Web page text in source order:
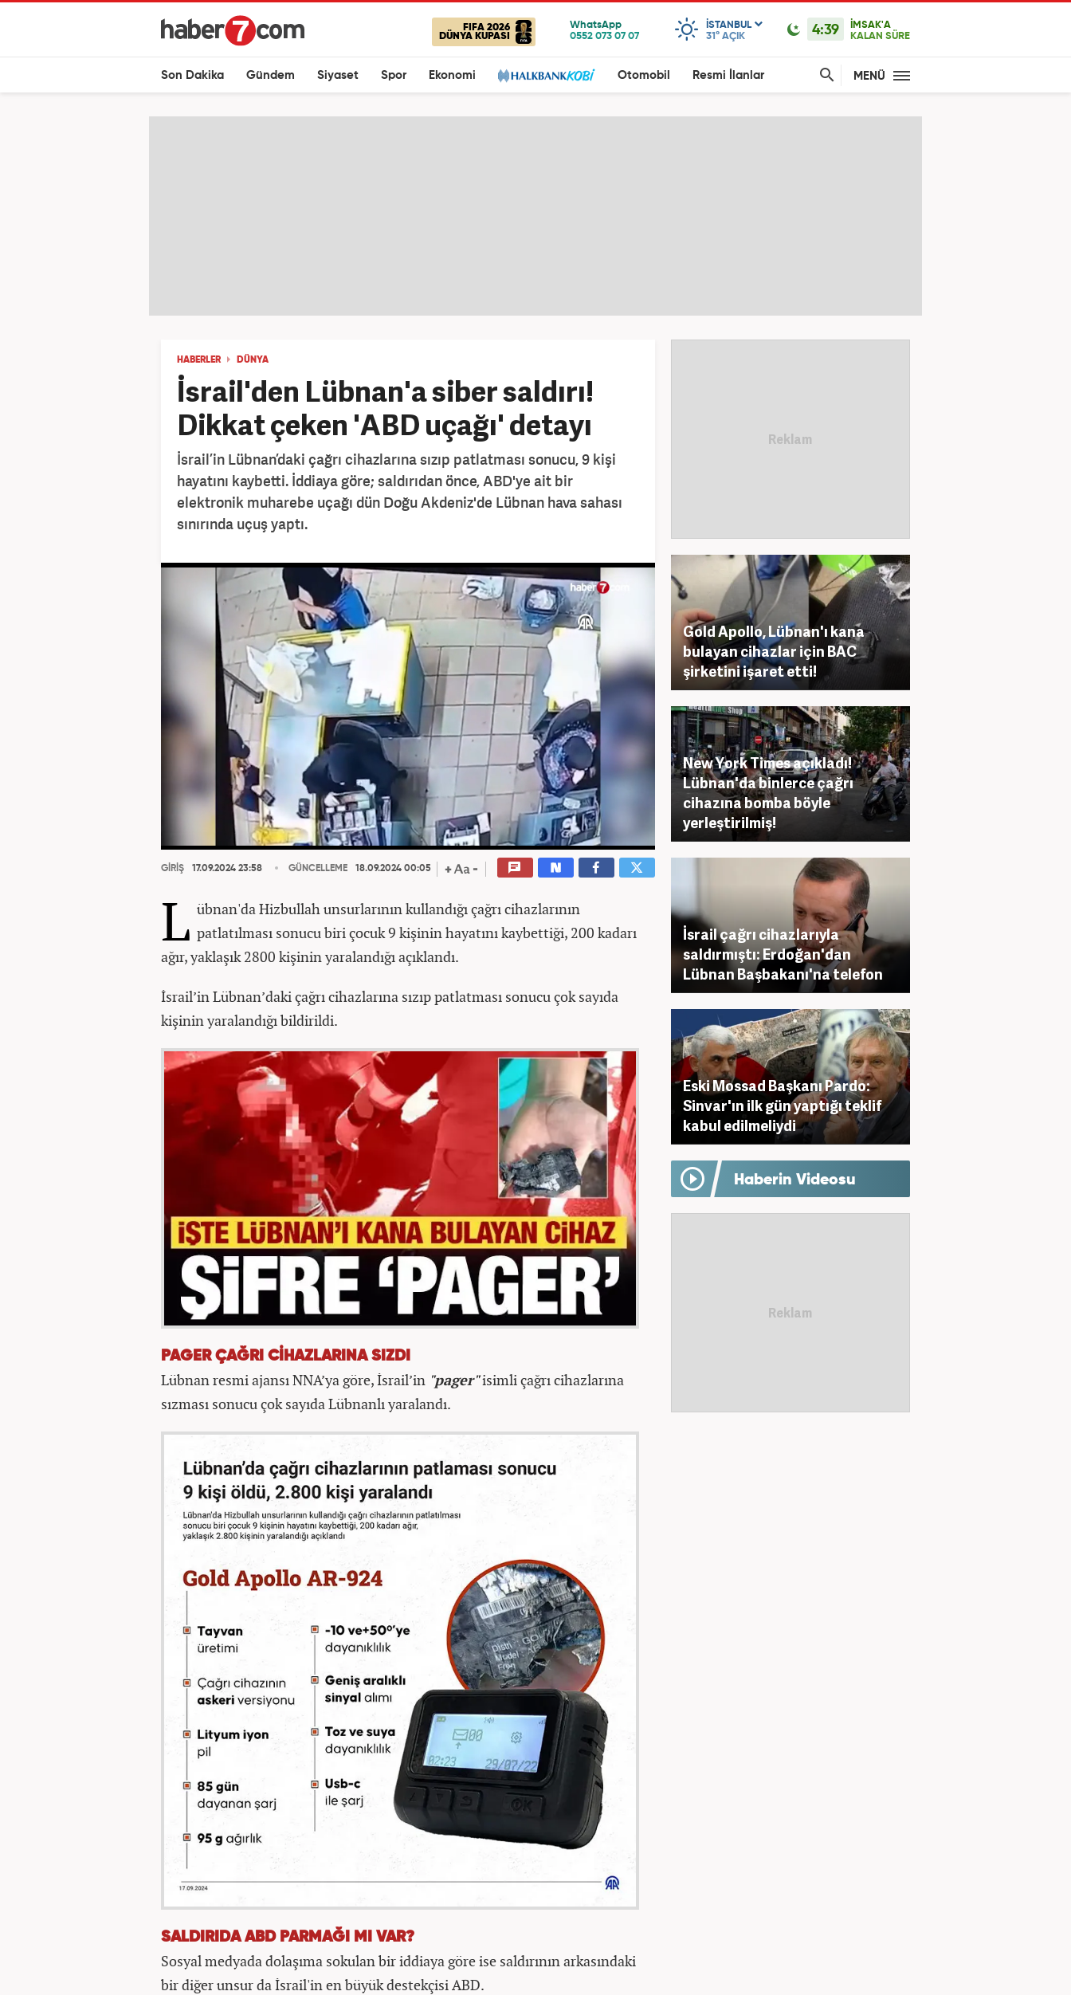
FIFA 2026
DÜNYA KUPASI
ISTANBUL
31° AÇIK 4:39
İMSAK'A
KALAN SÜRE
Son Dakika Gündem Siyaset Spor Ekonomi Otomobil Resmi İlanlar MENÜ
HABERLER DÜNYA
İsrail'den Lübnan'a siber saldırı!
Dikkat çeken 'ABD uçağı' detayı
İsrail’in Lübnan’daki çağrı cihazlarına sızıp patlatması sonucu, 9 kişi
hayatını kaybetti. İddiaya göre; saldırıdan önce, ABD'ye ait bir
elektronik muharebe uçağı dün Doğu Akdeniz'de Lübnan hava sahası
sınırında uçuş yaptı.
GİRİŞ 17.09.2024 23:58 GÜNCELLEME 18.09.2024 00:05
L übnan'da Hizbullah unsurlarının kullandığı çağrı cihazlarının
patlatılması sonucu biri çocuk 9 kişinin hayatını kaybettiği, 200 kadarı
ağır, yaklaşık 2800 kişinin yaralandığı açıklandı.
İsrail’in Lübnan’daki çağrı cihazlarına sızıp patlatması sonucu çok sayıda
kişinin yaralandığı bildirildi.
PAGER ÇAĞRI CİHAZLARINA SIZDI
Lübnan resmi ajansı NNA’ya göre, İsrail’in "pager"isimli çağrı cihazlarına
sızması sonucu çok sayıda Lübnanlı yaralandı.
SALDIRIDA ABD PARMAĞI MI VAR?
Sosyal medyada dolaşıma sokulan bir iddiaya göre ise saldırının arkasındaki
bir diğer unsur da İsrail'in en büyük destekçisi ABD.
Gold Apollo, Lübnan'ı kana
bulayan cihazlar için BAC
şirketini işaret etti!
New York Times açıkladı!
Lübnan'da binlerce çağrı
cihazına bomba böyle
yerleştirilmiş!
İsrail çağrı cihazlarıyla
saldırmıştı: Erdoğan'dan
Lübnan Başbakanı'na telefon
Eski Mossad Başkanı Pardo:
Sinvar'ın ilk gün yaptığı teklif
kabul edilmeliydi
Haberin Videosu